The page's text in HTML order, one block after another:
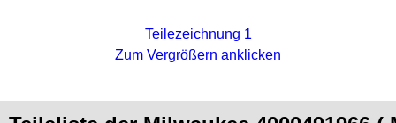
Teilezeichnung 1
Zum Vergrößern anklicken